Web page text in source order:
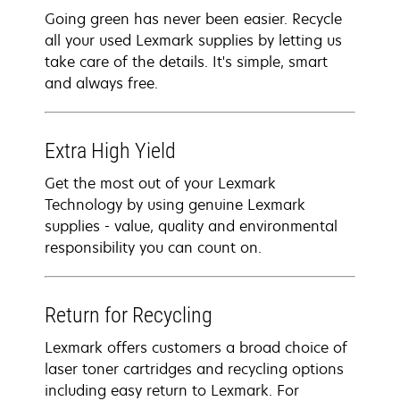
Going green has never been easier. Recycle
all your used Lexmark supplies by letting us
take care of the details. It's simple, smart
and always free.
Extra High Yield
Get the most out of your Lexmark
Technology by using genuine Lexmark
supplies - value, quality and environmental
responsibility you can count on.
Return for Recycling
Lexmark offers customers a broad choice of
laser toner cartridges and recycling options
including easy return to Lexmark. For